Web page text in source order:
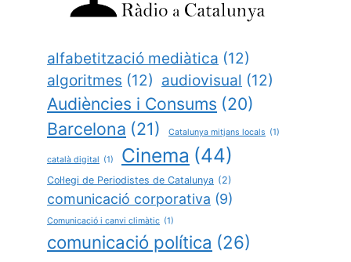
alfabetització mediàtica (12)
algoritmes (12) audiovisual (12)
Audiències i Consums (20)
Barcelona (21) Catalunya mitjans locals (1)
català digital (1) Cinema (44)
Col·legi de Periodistes de Catalunya (2)
comunicació corporativa (9)
Comunicació i canvi climàtic (1)
comunicació política (26)